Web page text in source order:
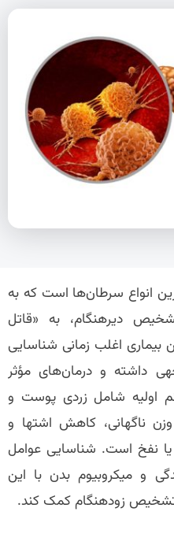
انواع سرطان‌ها است که به
دیرهنگام، به «قاتل
اغلب زمانی شناسایی
داشته و درمان‌های مؤثر
اولیه شامل زردی پوست و
ناگهانی، کاهش اشتها و
نفخ است. شناسایی عوامل
و میکروبیوم بدن با این
تشخیص زودهنگام کمک کند.